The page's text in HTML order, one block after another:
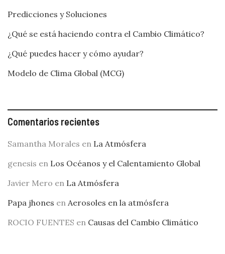
Predicciones y Soluciones
¿Qué se está haciendo contra el Cambio Climático?
¿Qué puedes hacer y cómo ayudar?
Modelo de Clima Global (MCG)
Comentarios recientes
Samantha Morales en La Atmósfera
genesis en Los Océanos y el Calentamiento Global
Javier Mero en La Atmósfera
Papa jhones en Aerosoles en la atmósfera
ROCIO FUENTES en Causas del Cambio Climático